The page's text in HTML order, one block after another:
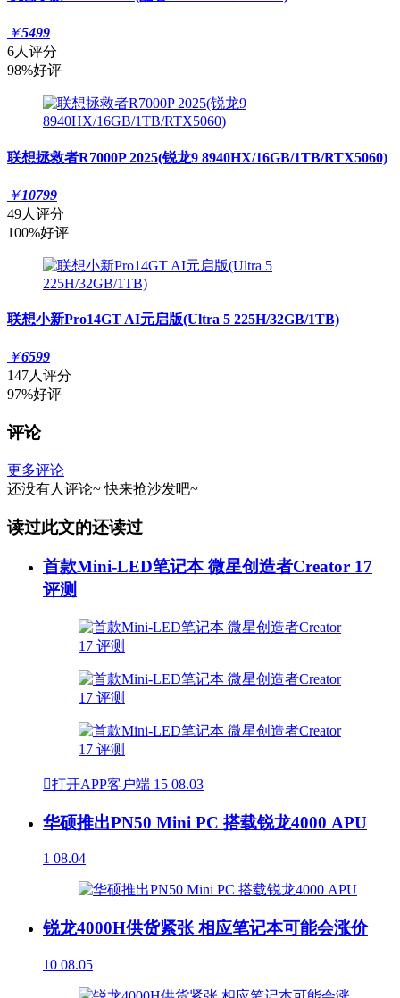
￥5499
6人评分
98%好评
联想拯救者R7000P 2025(锐龙9 8940HX/16GB/1TB/RTX5060)
￥10799
49人评分
100%好评
联想小新Pro14GT AI元启版(Ultra 5 225H/32GB/1TB)
￥6599
147人评分
97%好评
评论
更多评论
还没有人评论~ 快来抢沙发吧~
读过此文的还读过
首款Mini-LED笔记本 微星创造者Creator 17
评测
打开APP客户端 15 08.03
华硕推出PN50 Mini PC 搭载锐龙4000 APU
1 08.04
锐龙4000H供货紧张 相应笔记本可能会涨价
10 08.05